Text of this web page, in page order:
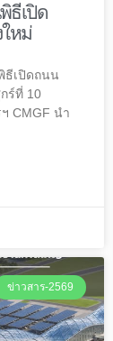
ธีเปิด
หม่
ธีเปิดถนน
ร์ที่ 10
CMGF นำ
ข่าวสาร-2569